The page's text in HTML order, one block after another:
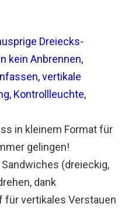
Dreiecks-
kein Anbrennen,
vertikale
Kontrollleuchte,
in kleinem Format für
gelingen!
(dreieckig,
dank
vertikales Verstauen